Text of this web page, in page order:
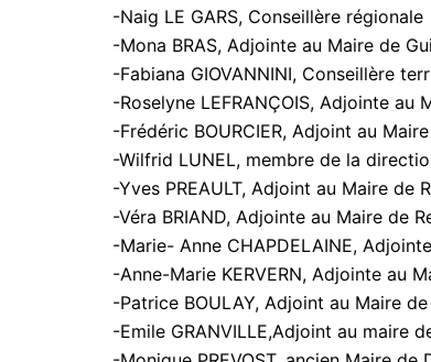
-Naig LE GARS, Conseillère régionale
-Mona BRAS, Adjointe au Maire de
-Fabiana GIOVANNINI, Conseillère
-Roselyne LEFRANÇOIS, Adjointe au
-Frédéric BOURCIER, Adjoint au
-Wilfrid LUNEL, membre de la
-Yves PREAULT, Adjoint au Maire de
-Véra BRIAND, Adjointe au Maire de
-Marie- Anne CHAPDELAINE,
-Anne-Marie KERVERN, Adjointe au
-Patrice BOULAY, Adjoint au Maire
-Emile GRANVILLE,Adjoint au maire